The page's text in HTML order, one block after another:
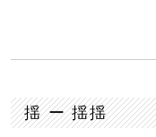
揺 ー 揺揺